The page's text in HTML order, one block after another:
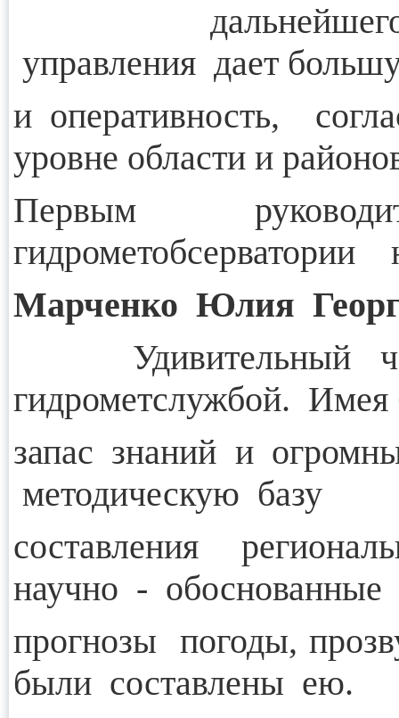
управления дает
и оперативность,
уровне области и
Первым
гидрометобсерватории
Марченко Юлия
Удивительный
гидрометслужбой.
запас знаний и
методическую базу
составления
научно - обоснованные
прогнозы погоды,
были составлены ею.